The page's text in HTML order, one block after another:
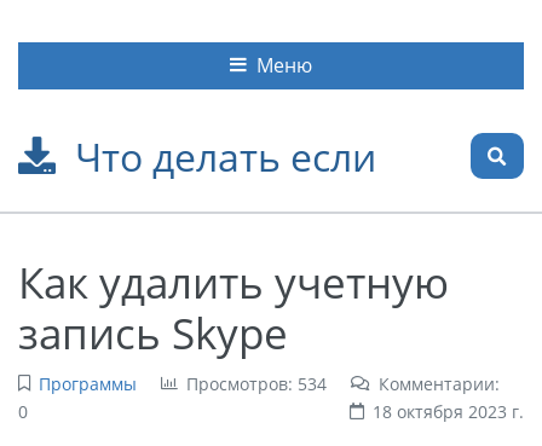
Что делать если
Меню
Как удалить учетную
запись Skype
Программы Просмотров: 534
Комментарии:
0
18 октября 2023 г.